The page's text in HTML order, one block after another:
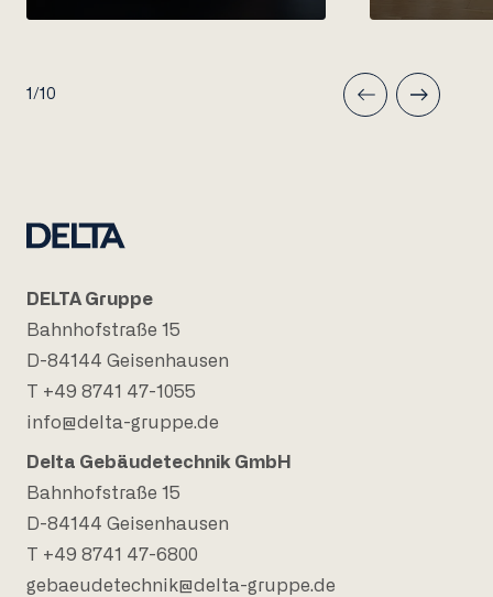
1/10
DELTA Gruppe
Bahnhofstraße 15
D-84144 Geisenhausen
T +49 8741 47-1055
info@delta-gruppe.de
Delta Gebäudetechnik GmbH
Bahnhofstraße 15
D-84144 Geisenhausen
T +49 8741 47-6800
gebaeudetechnik@delta-gruppe.de